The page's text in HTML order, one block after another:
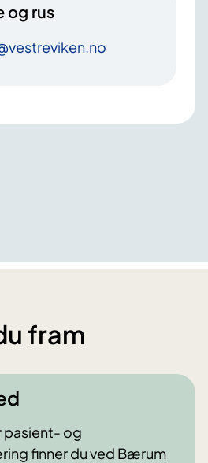
og rus
.no
fram
pasient- og
finner du ved Bærum